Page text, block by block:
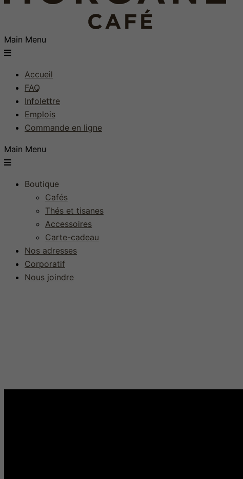
Main Menu
Accueil
FAQ
Infolettre
Emplois
Commande en ligne
Main Menu
Boutique
Cafés
Thés et tisanes
Accessoires
Carte-cadeau
Nos adresses
Corporatif
Nous joindre